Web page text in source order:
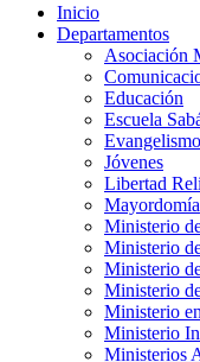
Inicio
Departamentos
Asociación
Educación
Escuela
Evangelismo
Jóvenes
Libertad
Mayordomía
Ministerio
Ministerio
Ministerio
Ministerio
Ministerio
Ministerio
Ministerios